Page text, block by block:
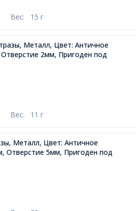
Вес: 15 г
Металл, Цвет: Античное
2мм, Пригоден под
Вес: 11 г
Металл, Цвет: Античное
Отверстие 5мм, Пригоден под